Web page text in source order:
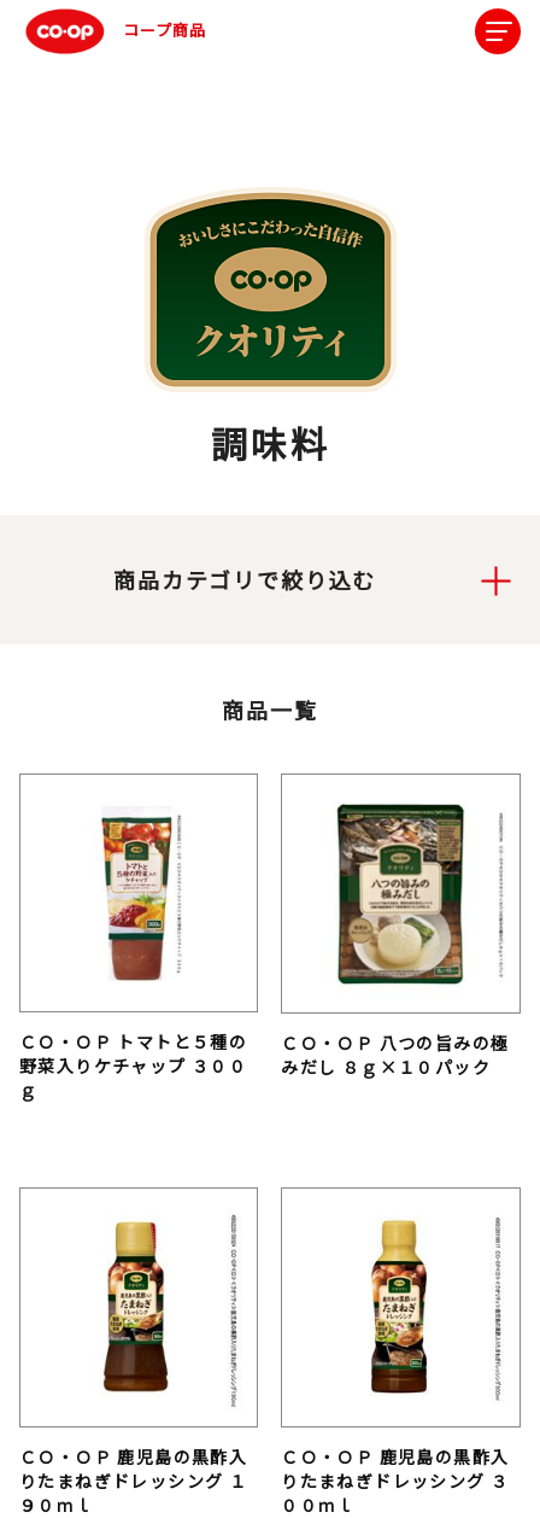
コープ商品
調味料
商品カテゴリで絞り込む
商品一覧
ＣＯ・ＯＰ トマトと５種の
野菜入りケチャップ ３００
ｇ
ＣＯ・ＯＰ 八つの旨みの極
みだし ８ｇ×１０パック
ＣＯ・ＯＰ 鹿児島の黒酢入
りたまねぎドレッシング １
９０ｍｌ
ＣＯ・ＯＰ 鹿児島の黒酢入
りたまねぎドレッシング ３
００ｍｌ